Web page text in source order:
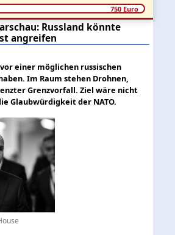
750 Euro
Russland könnte
angreifen
einer möglichen russischen
Im Raum stehen Drohnen,
Grenzvorfall. Ziel wäre nicht
Glaubwürdigkeit der NATO.